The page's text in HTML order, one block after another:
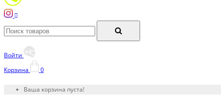
Войти
Корзина
0
Ваша корзина пуста!